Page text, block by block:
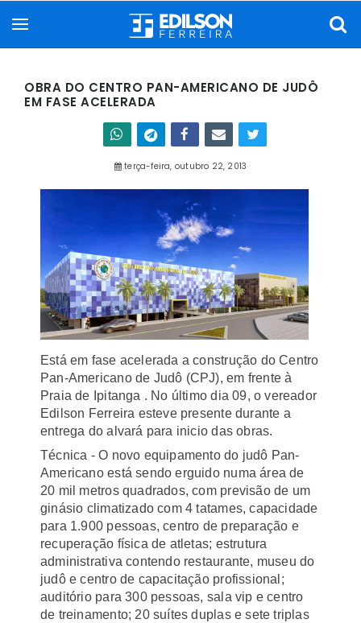
OBRA DO CENTRO PAN-AMERICANO DE JUDÔ
EM FASE ACELERADA
terça-feira, outubro 22, 2013
Está em fase acelerada a construção do Centro
Pan-Americano de Judô (CPJ), em frente à
Praia de Ipitanga . No último dia 09, o vereador
Edilson Ferreira esteve presente durante a
entrega do alvará para inicio das obras.
Técnica - O novo equipamento do judô Pan-
Americano está sendo erguido numa área de
20 mil metros quadrados, com previsão de um
ginásio climatizado com 4 tatames, capacidade
para 1.900 pessoas, centro de preparação e
recuperação física de atletas; estrutura
administrativa contendo restaurante, museu do
judô e centro de capacitação profissional;
auditório para 300 pessoas, sala vip e centro
de treinamento; 20 suítes duplas e sete triplas